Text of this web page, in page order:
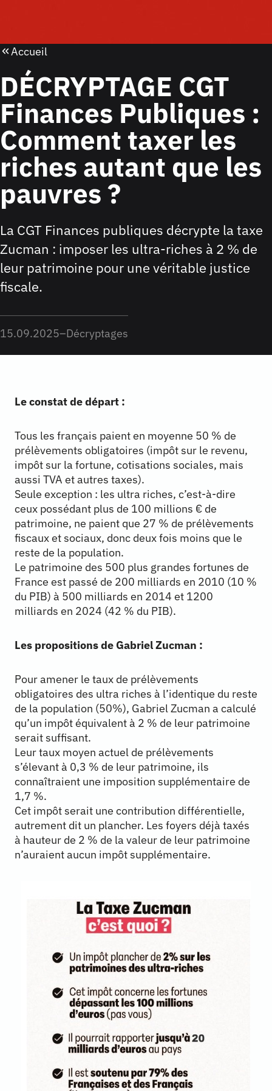
Accueil
DÉCRYPTAGE CGT
Finances Publiques :
Comment taxer les
riches autant que les
pauvres ?
La CGT Finances publiques décrypte la taxe
Zucman : imposer les ultra-riches à 2 % de
leur patrimoine pour une véritable justice
fiscale.
15.09.2025–Décryptages
Le constat de départ :
Tous les français paient en moyenne 50 % de
prélèvements obligatoires (impôt sur le revenu,
impôt sur la fortune, cotisations sociales, mais
aussi TVA et autres taxes).
Seule exception : les ultra riches, c’est-à-dire
ceux possédant plus de 100 millions € de
patrimoine, ne paient que 27 % de prélèvements
fiscaux et sociaux, donc deux fois moins que le
reste de la population.
Le patrimoine des 500 plus grandes fortunes de
France est passé de 200 milliards en 2010 (10 %
du PIB) à 500 milliards en 2014 et 1200
milliards en 2024 (42 % du PIB).
Les propositions de Gabriel Zucman :
Pour amener le taux de prélèvements
obligatoires des ultra riches à l’identique du reste
de la population (50%), Gabriel Zucman a calculé
qu’un impôt équivalent à 2 % de leur patrimoine
serait suffisant.
Leur taux moyen actuel de prélèvements
s’élevant à 0,3 % de leur patrimoine, ils
connaîtraient une imposition supplémentaire de
1,7 %.
Cet impôt serait une contribution différentielle,
autrement dit un plancher. Les foyers déjà taxés
à hauteur de 2 % de la valeur de leur patrimoine
n’auraient aucun impôt supplémentaire.